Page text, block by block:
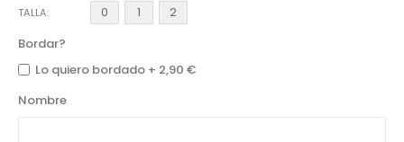
TALLA 0 1
2
Bordar?
Lo quiero bordado + 2,90 €
Nombre